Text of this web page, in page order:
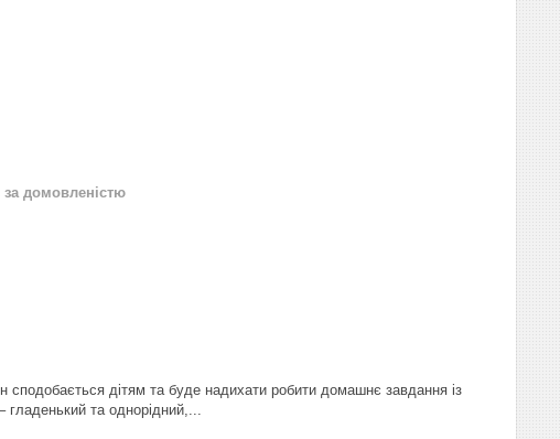
за домовленістю
сподобається дітям та буде надихати робити домашнє завдання із
гладенький та однорідний,...